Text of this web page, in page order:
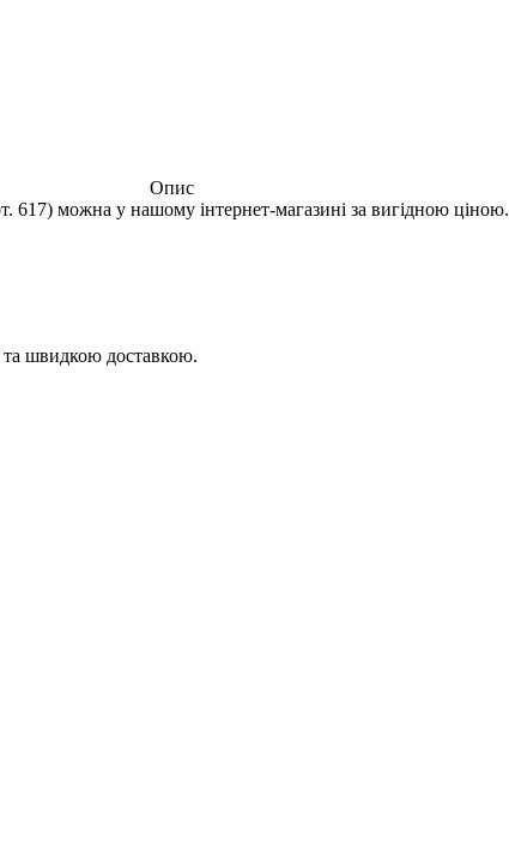
Опис
617) можна у нашому інтернет-магазині за вигідною ціною.
та швидкою доставкою.